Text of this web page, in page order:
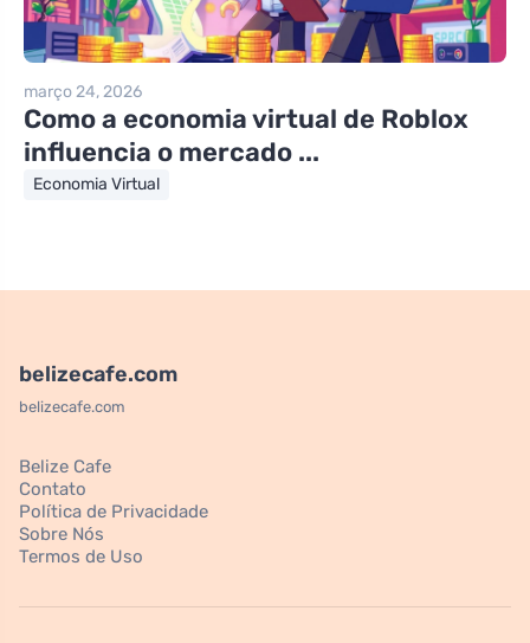
março 24, 2026
Como a economia virtual de Roblox
influencia o mercado ...
Economia Virtual
belizecafe.com
belizecafe.com
Belize Cafe
Contato
Política de Privacidade
Sobre Nós
Termos de Uso